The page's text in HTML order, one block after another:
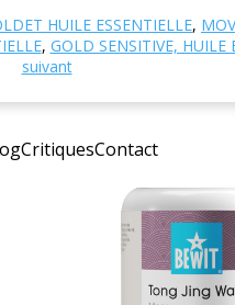
HUILE ESSENTIELLE,
, GOLD SENSITIVE, HUILE
suivant
CritiquesContact
PRIX